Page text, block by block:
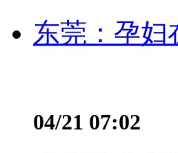
东莞：孕妇
04/21 07:02